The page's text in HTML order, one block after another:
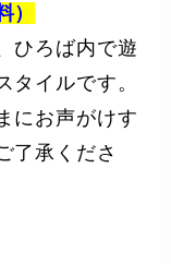
）
ひろば内で遊
タイルです。
にお声がけす
了承くださ